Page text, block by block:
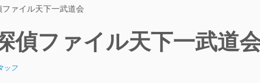
ァイル天下一武道会
ファイル天下一武道
ッフ